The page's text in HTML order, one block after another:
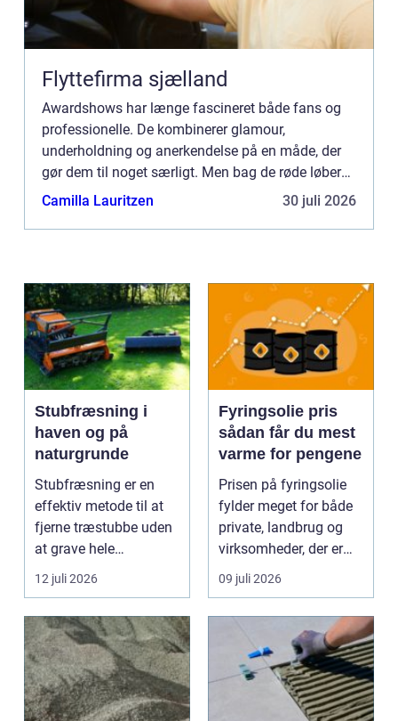
Flyttefirma sjælland
Awardshows har længe fascineret både fans og
professionelle. De kombinerer glamour,
underholdning og anerkendelse på en måde, der
gør dem til noget særligt. Men bag de røde løbere
og glitrende kjoler...
Camilla Lauritzen 30 juli 2026
Stubfræsning i
haven og på
naturgrunde
Stubfræsning er en
effektiv metode til at
fjerne træstubbe uden
at grave hele
rodsystemet op.
12 juli 2026
Fyringsolie pris
sådan får du mest
varme for pengene
Prisen på fyringsolie
fylder meget for både
private, landbrug og
virksomheder, der er
afhængige af o...
09 juli 2026